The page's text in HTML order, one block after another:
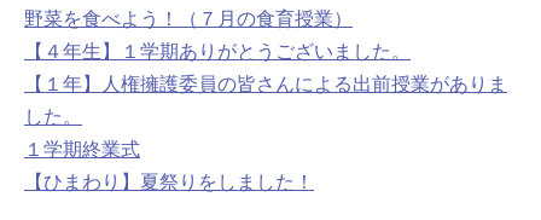
野菜を食べよう！（７月の食育授業）
【４年生】１学期ありがとうございました。
【１年】人権擁護委員の皆さんによる出前授業がありま
した。
１学期終業式
【ひまわり】夏祭りをしました！